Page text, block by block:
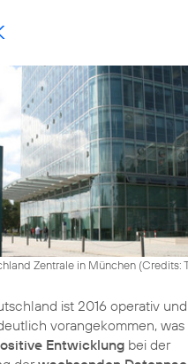
Zentrale in München (Credits:
ist 2016 operativ und
vorangekommen,
Entwicklung bei der